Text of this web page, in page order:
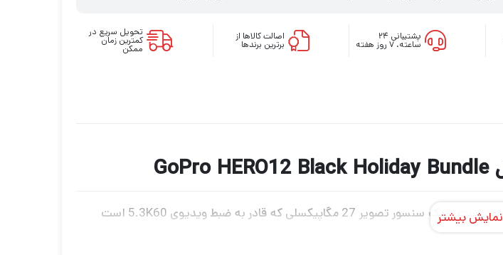
پشتیبانی ۲۴
ساعته، ۷ روز هفته
اصالت کالاها از
برترین برندها
تحویل سریع در
کمترین زمان
ممکن
در حالی که GoPro HERO12 Black دارای سخت‌افزاری مشابه با نسل قبلی خود است – یک سنسور تصویر 27 مگاپیکسلی که قادر به ضبط ویدیوی 5.3K60 است
نمایش بیشتر